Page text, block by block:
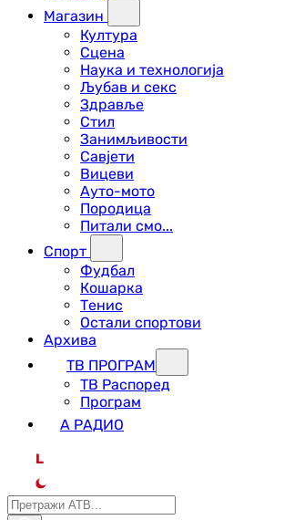
Магазин
Култура
Сцена
Наука и технологија
Љубав и секс
Здравље
Стил
Занимљивости
Савјети
Вицеви
Ауто-мото
Породица
Питали смо...
Спорт
Фудбал
Кошарка
Тенис
Остали спортови
Архива
ТВ ПРОГРАМ
ТВ Распоред
Програм
А РАДИО
L